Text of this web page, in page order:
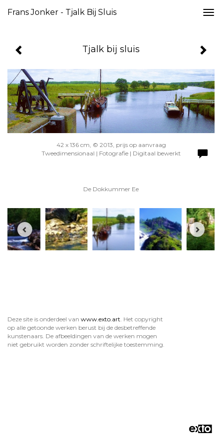
Frans Jonker - Tjalk Bij Sluis
Tjalk bij sluis
42 x 136 cm, © 2013, prijs op aanvraag
Tweedimensionaal | Fotografie | Digitaal bewerkt
De Dokkummer Ee
Deze site is onderdeel van www.exto.art. Het copyright
op alle getoonde werken berust bij de desbetreffende
kunstenaars. De afbeeldingen van de werken mogen
niet gebruikt worden zonder schriftelijke toestemming.